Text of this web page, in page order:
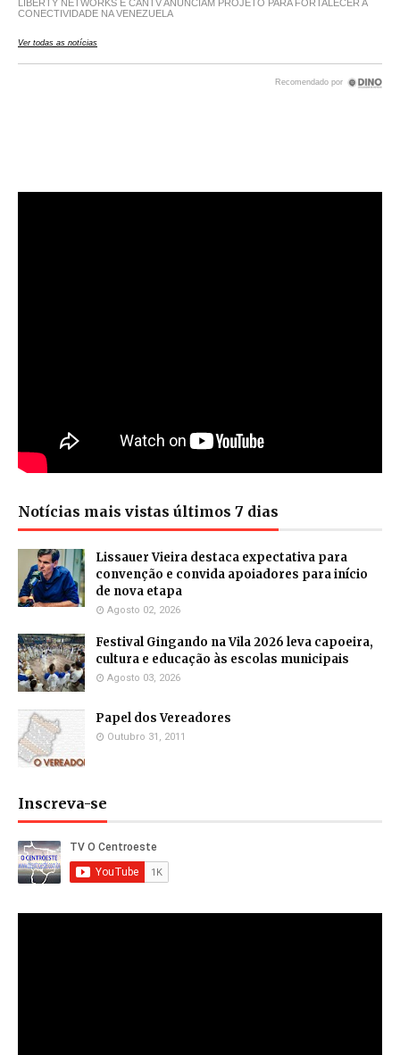
Notícias mais vistas últimos 7 dias
Lissauer Vieira destaca expectativa para
convenção e convida apoiadores para início
de nova etapa
Agosto 02, 2026
Festival Gingando na Vila 2026 leva capoeira,
cultura e educação às escolas municipais
Agosto 03, 2026
Papel dos Vereadores
Outubro 31, 2011
Inscreva-se